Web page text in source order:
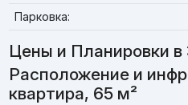
Парковка:
Цены и Планировки в
Расположение и
квартира, 65 м²